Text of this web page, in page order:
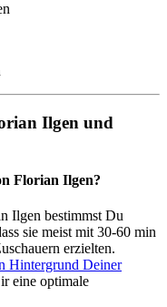
Ilgen und
Florian Ilgen?
Ilgen bestimmst Du
sie meist mit 30-60 min
erzielten.
Hintergrund Deiner
eine optimale